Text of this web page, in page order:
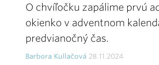
O chvíľočku zapálime prvú
okienko v adventnom
predvianočný čas.
Barbora Kullačová 28.11.2024